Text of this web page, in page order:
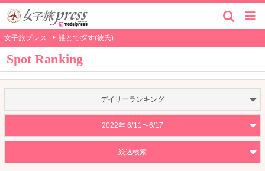
女子旅プレス 誰とで探す(彼氏)
Spot Ranking
デイリーランキング
2022年 6/11〜6/17
絞込検索